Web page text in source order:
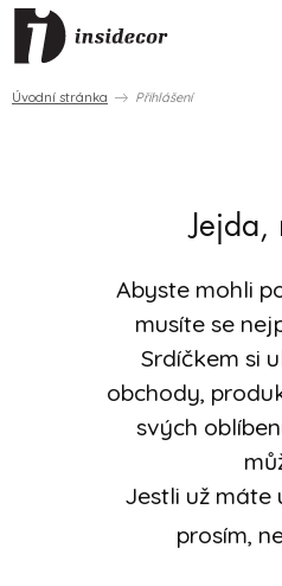
Úvodní stránka Přihlášení
Jejda,
Abyste mohli
musíte se
Srdíčkem si
obchody,
svých
Jestli už máte
prosím,